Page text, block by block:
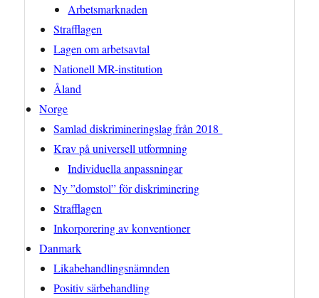
Arbetsmarknaden
Strafflagen
Lagen om arbetsavtal
Nationell MR-institution
Åland
Norge
Samlad diskrimineringslag från 2018
Krav på universell utformning
Individuella anpassningar
Ny ”domstol” för diskriminering
Strafflagen
Inkorporering av konventioner
Danmark
Likabehandlingsnämnden
Positiv särbehandling